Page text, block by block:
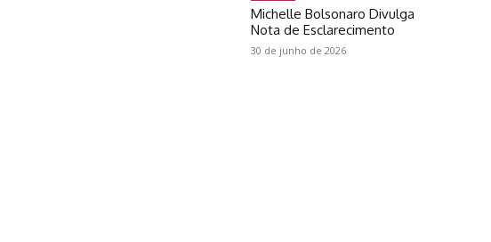
Michelle Bolsonaro Divulga
Nota de Esclarecimento
30 de junho de 2026